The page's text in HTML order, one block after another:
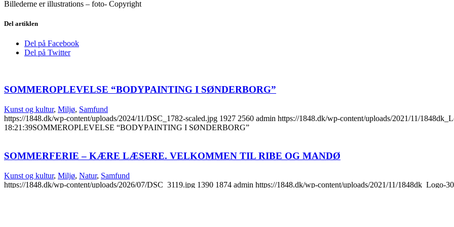
Billederne er illustrations – foto- Copyright
Del artiklen
Del på Facebook
Del på Twitter
SOMMEROPLEVELSE “BODYPAINTING I SØNDERBORG”
Kunst og kultur, Miljø, Samfund
https://1848.dk/wp-content/uploads/2024/11/DSC_1782-scaled.jpg 1927 2560 admin https://1848.dk/wp-content/uploads/2021/11/
18:21:39SOMMEROPLEVELSE “BODYPAINTING I SØNDERBORG”
SOMMERFERIE – KÆRE LÆSERE. VELKOMMEN TIL RIBE OG MANDØ
Kunst og kultur, Miljø, Natur, Samfund
https://1848.dk/wp-content/uploads/2026/07/DSC_3119.jpg 1390 1874 admin https://1848.dk/wp-content/uploads/2021/11/1848dk_Logo-